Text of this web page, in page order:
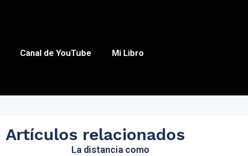
Canal de YouTube Mi Libro
Artículos relacionados
La distancia como